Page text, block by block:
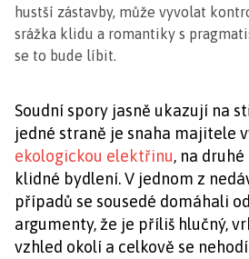
hustší zástavby, může vyvolat
srážka klidu a romantiky s
se to bude líbit.
Soudní spory jasně ukazují na
jedné straně je snaha majitele
ekologickou elektřinu, na
klidné bydlení. V jednom z
případů se sousedé domáhali
argumenty, že je příliš hlučný,
vzhled okolí a celkově se